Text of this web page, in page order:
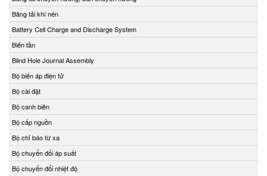
BLH NOBEL
Brecon Vietnam
Bronkhorst
Brook Instrument
Brook Instrument Vietnam
Burkert
caimi vietnam
CanNeed
Celduc
CENTEC
Chalmit
Checkline
Băng tải khí nén
Battery Cell Charge and Discharge System
Biến tần
Blind Hole Journal Assembly
Bộ biến áp điện tử
Bộ cài đặt
Bộ canh biên
Bộ cấp nguồn
Bộ chỉ báo từ xa
Bộ chuyển đổi áp suất
Bộ chuyển đổi nhiệt độ